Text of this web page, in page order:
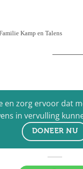
Kamp en Talens
en zorg ervoor dat
in vervulling
DONEER NU